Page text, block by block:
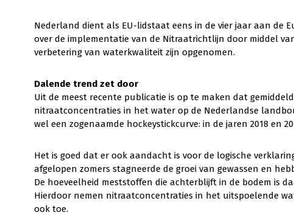
Nederland dient als EU-lidstaat eens in de vier jaar aan de
over de implementatie van de Nitraatrichtlijn door middel
verbetering van waterkwaliteit zijn opgenomen.
Dalende trend zet door
Uit de meest recente publicatie is op te maken dat
nitraatconcentraties in het water op de Nederlandse
wel een zogenaamde hockeystickcurve: in de jaren 2018 en
Het is goed dat er ook aandacht is voor de logische
afgelopen zomers stagneerde de groei van gewassen en
De hoeveelheid meststoffen die achterblijft in de bodem is
Hierdoor nemen nitraatconcentraties in het uitspoelende
ook toe.